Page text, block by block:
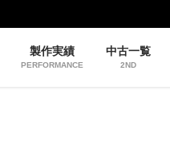
製作実績
PERFORMANCE
中古一覧
2ND